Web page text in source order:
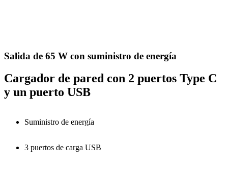
Salida de 65 W con suministro de energía
Cargador de pared con 2 puertos Type C
y un puerto USB
Suministro de energía
3 puertos de carga USB